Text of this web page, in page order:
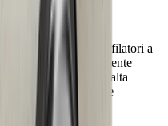
su tutte gli affilatori a
affilare efficacemente
loro un'affilatura di alta
blocco estremamente